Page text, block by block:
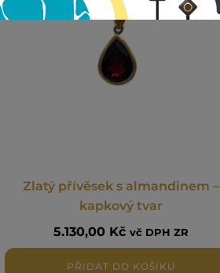
Zlatý přívěsek s almandinem –
kapkový tvar
5.130,00 Kč vč DPH ZR
PŘIDAT DO KOŠÍKU